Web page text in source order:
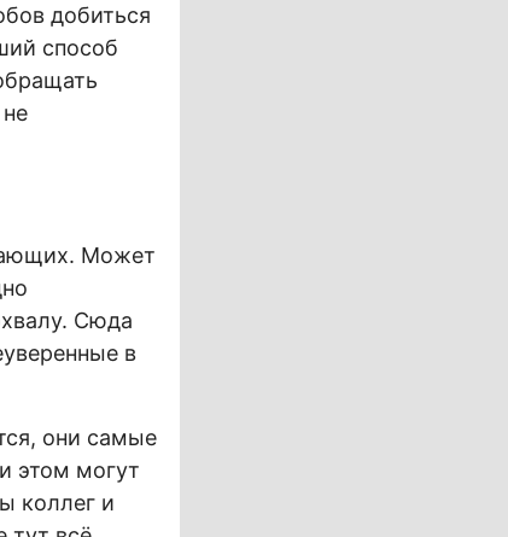
добиться
способ
Может
Сюда
в
они самые
этом могут
коллег и